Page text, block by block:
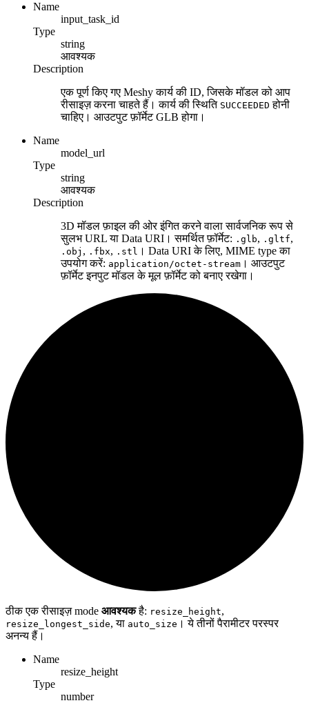
Name
input_task_id
Type
string
आवश्यक
Description
एक पूर्ण किए गए Meshy कार्य की ID, जिसके मॉडल को आप
रीसाइज़ करना चाहते हैं। कार्य की स्थिति SUCCEEDED होनी
चाहिए। आउटपुट फ़ॉर्मेट GLB होगा।
Name
model_url
Type
string
आवश्यक
Description
3D मॉडल फ़ाइल की ओर इंगित करने वाला सार्वजनिक रूप से
सुलभ URL या Data URI। समर्थित फ़ॉर्मेट: .glb, .gltf,
.obj , .fbx, .stl । Data URI के लिए, MIME type का
उपयोग करें: application/octet-stream । आउटपुट
फ़ॉर्मेट इनपुट मॉडल के मूल फ़ॉर्मेट को बनाए रखेगा।
ठीक एक रीसाइज़ mode आवश्यकहै: resize_height,
resize_longest_side, या auto_size । ये तीनों पैरामीटर परस्पर
अनन्य हैं।
Name
resize_height
Type
number